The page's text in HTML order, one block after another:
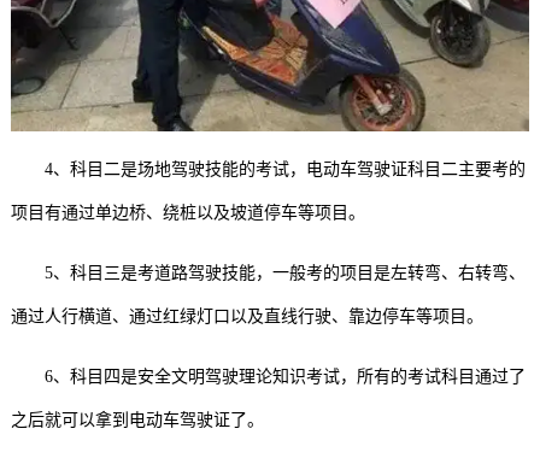
4、科目二是场地驾驶技能的考试，电动车驾驶证科目二主要考的
项目有通过单边桥、绕桩以及坡道停车等项目。
5、科目三是考道路驾驶技能，一般考的项目是左转弯、右转弯、
通过人行横道、通过红绿灯口以及直线行驶、靠边停车等项目。
6、科目四是安全文明驾驶理论知识考试，所有的考试科目通过了
之后就可以拿到电动车驾驶证了。